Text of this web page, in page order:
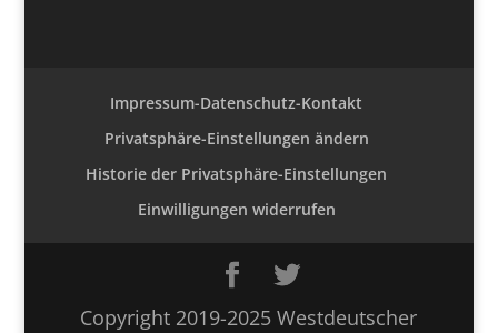
Impressum-Datenschutz-Kontakt
Privatsphäre-Einstellungen ändern
Historie der Privatsphäre-Einstellungen
Einwilligungen widerrufen
Copyright 2019-2025 Westdeutscher